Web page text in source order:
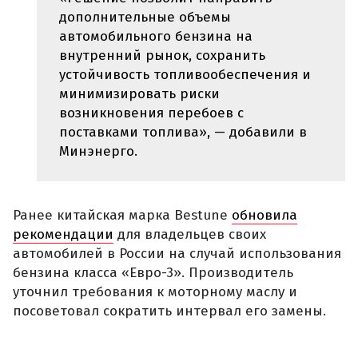
дополнительные объемы
автомобильного бензина на
внутренний рынок, сохранить
устойчивость топливообеспечения и
минимизировать риски
возникновения перебоев с
поставками топлива», — добавили в
Минэнерго.
Ранее китайская марка Bestune обновила
рекомендации для владельцев своих
автомобилей в России на случай использования
бензина класса «Евро-3». Производитель
уточнил требования к моторному маслу и
посоветовал сократить интервал его замены.